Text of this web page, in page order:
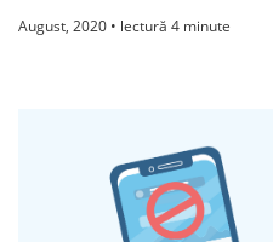
August, 2020 • lectură 4 minute